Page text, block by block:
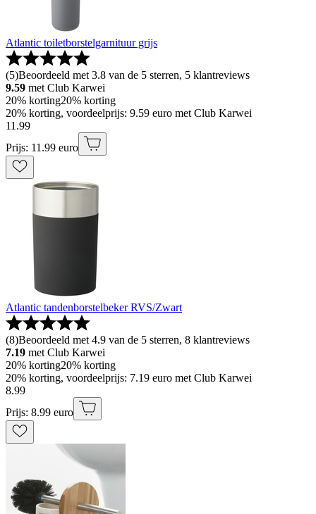
Atlantic toiletborstelgarnituur grijs
(5)Beoordeeld met 3.8 van de 5 sterren, 5 klantreviews
9.59 met Club Karwei
20% korting20% korting
20% korting, voordeelprijs: 9.59 euro met Club Karwei
11 .99
Prijs: 11.99 euro
Atlantic tandenborstelbeker RVS/Zwart
(8)Beoordeeld met 4.9 van de 5 sterren, 8 klantreviews
7.19 met Club Karwei
20% korting20% korting
20% korting, voordeelprijs: 7.19 euro met Club Karwei
8.99
Prijs: 8.99 euro